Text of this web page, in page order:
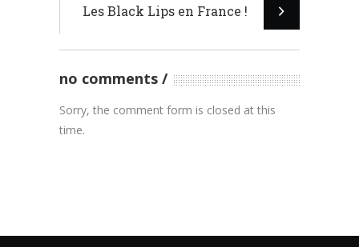
Les Black Lips en France !
no comments
Sorry, the comment form is closed at this
time.